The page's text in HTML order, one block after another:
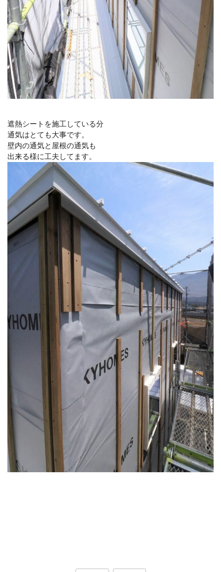
遮熱シートを施工している分
通気はとても大事です。
壁内の通気と屋根の通気も
出来る様に工夫してます。